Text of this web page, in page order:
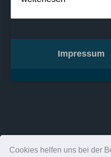
Cookies helfen uns bei der
Impressum